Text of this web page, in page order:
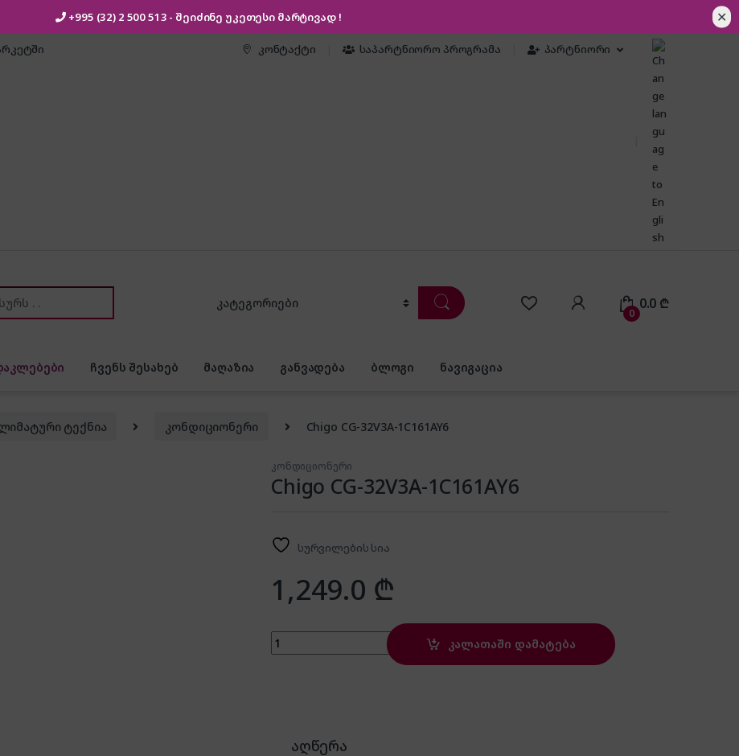
+995 (32) 2 500 513 - შეიძინე უკეთესი მარტივად ! ✕
კონტაქტი საპარტნიორო პროგრამა პარტნიორი
for:
0
0.0 ₾
ჩვენს შესახებ მაღაზია განვადება ბლოგი ნავიგაცია
ტექნია კონდიციონერი Chigo CG-32V3A-1C161AY6
კონდიციონერი
Chigo CG-32V3A-1C161AY6
სურვილების სია
1,249.0 ₾
Chigo CG-32V3A-1C161AY6 quantityკალათაში დამატება
აღწერა